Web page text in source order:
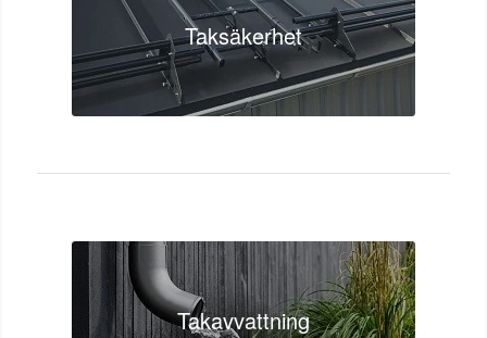
Taksäkerhet
Takavvattning